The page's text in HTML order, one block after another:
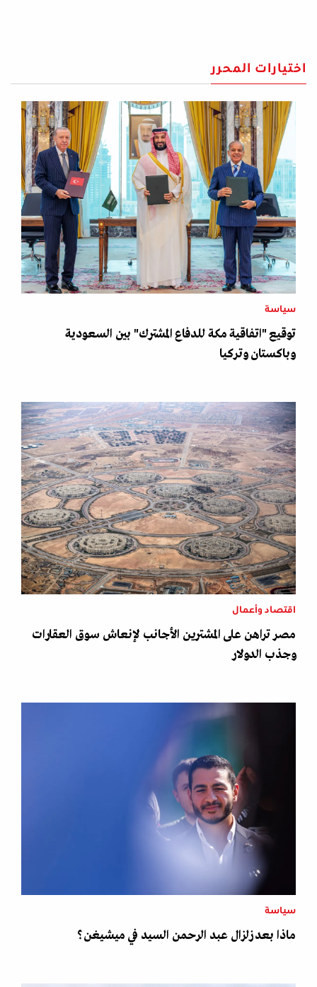
اختيارات المحرر
سياسة
توقيع "اتفاقية مكة للدفاع المشترك" بين السعودية
وباكستان وتركيا
اقتصاد وأعمال
مصر تراهن على المشترين الأجانب لإنعاش سوق العقارات
وجذب الدولار
سياسة
ماذا بعد زلزال عبد الرحمن السيد في ميشيغن؟